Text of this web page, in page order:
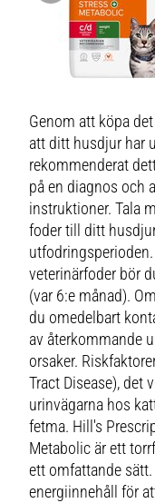
Genom att köpa
att ditt husdjur har
rekommenderat
på en diagnos och
instruktioner. Tala
foder till ditt
veterinärfoder bör
(var 6:e månad).
du omedelbart
av återkommande
orsaker.
Tract Disease), det
urinvägarna hos
fetma. Hill's
Metabolic är ett
ett omfattande
energiinnehåll för